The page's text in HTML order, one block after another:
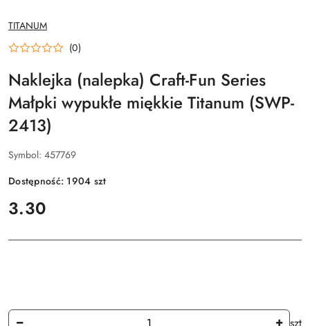
NAZWA
PRODUCENTA:
TITANUM
(0)
Naklejka (nalepka) Craft-Fun Series
Małpki wypukłe miękkie Titanum (SWP-
2413)
Symbol: 457769
Dostępność: 1904 szt
cena:
3.30
Ilość